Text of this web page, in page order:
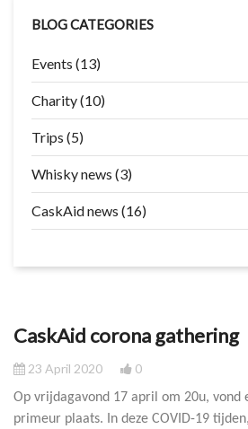
BLOG CATEGORIES
Events (13)
Charity (10)
Trips (5)
Whisky news (3)
CaskAid news (16)
CaskAid corona gathering
23 April 2020 0
Op vrijdagavond 17 april om 20u, vond
primeur plaats. In deze COVID-19